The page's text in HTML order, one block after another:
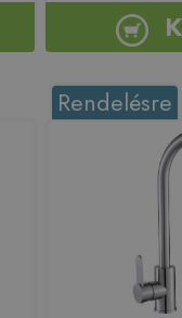
Rendelésre